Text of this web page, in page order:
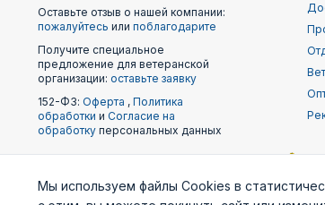
Оставьте отзыв о нашей компании:
пожалуйтесь или поблагодарите
Получите специальное
предложение для ветеранской
организации: оставьте заявку
152-ФЗ: Оферта , Политика
обработки и Согласие на
обработку персональных данных
Наши
партнеры
Мы используем файлы Cookies в